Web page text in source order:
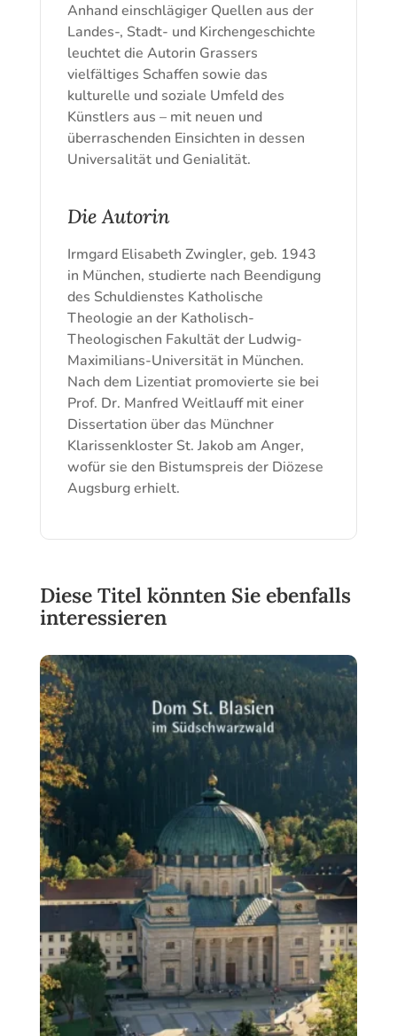
Anhand einschlägiger Quellen aus der
Landes-, Stadt- und Kirchengeschichte
leuchtet die Autorin Grassers
vielfältiges Schaffen sowie das
kulturelle und soziale Umfeld des
Künstlers aus – mit neuen und
überraschenden Einsichten in dessen
Universalität und Genialität.
Die Autorin
Irmgard Elisabeth Zwingler, geb. 1943
in München, studierte nach Beendigung
des Schuldienstes Katholische
Theologie an der Katholisch-
Theologischen Fakultät der Ludwig-
Maximilians-Universität in München.
Nach dem Lizentiat promovierte sie bei
Prof. Dr. Manfred Weitlauff mit einer
Dissertation über das Münchner
Klarissenkloster St. Jakob am Anger,
wofür sie den Bistumspreis der Diözese
Augsburg erhielt.
Diese Titel könnten Sie ebenfalls
interessieren